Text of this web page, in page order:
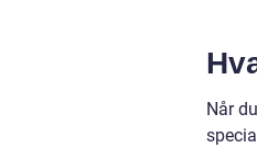
Når